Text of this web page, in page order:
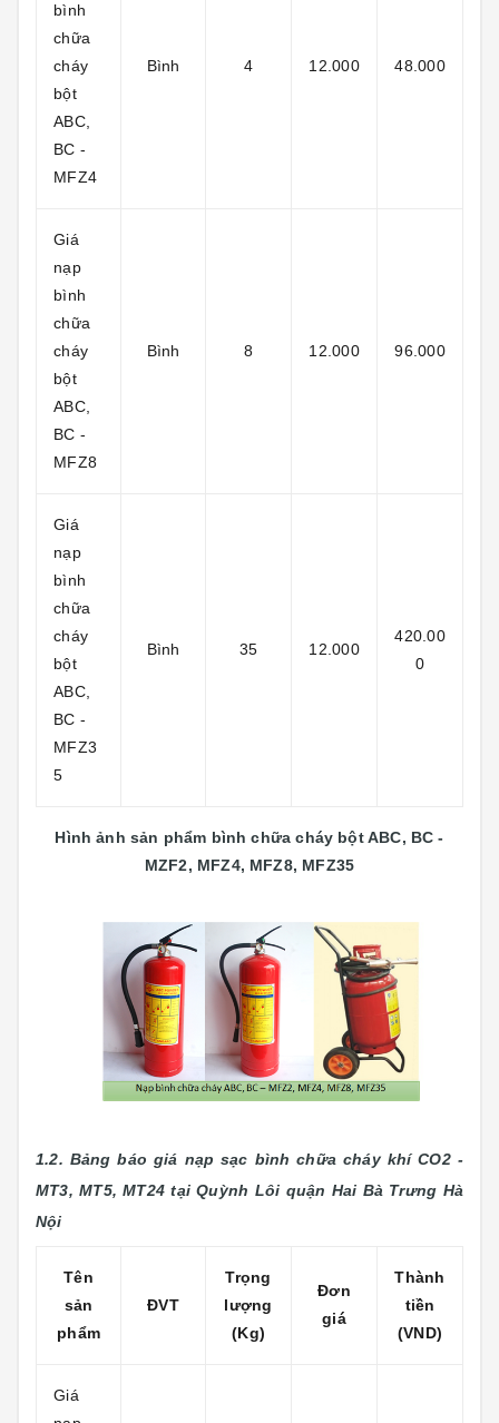
bình
chữa
cháy
bột
ABC,
BC -
MFZ4
Bình 4 12.000 48.000
Giá
nạp
bình
chữa
cháy
bột
ABC,
BC -
MFZ8
Bình 8 12.000 96.000
Giá
nạp
bình
chữa
cháy
bột
ABC,
BC -
MFZ3
5
Bình 35 12.000
420.00
0
Hình ảnh sản phẩm bình chữa cháy bột ABC, BC -
MZF2, MFZ4, MFZ8, MFZ35
1.2. Bảng báo giá nạp sạc bình chữa cháy khí CO2 -
MT3, MT5, MT24 tại Quỳnh Lôi quận Hai Bà Trưng Hà
Nội
Tên
sản
phẩm
ĐVT
Trọng
lượng
(Kg)
Đơn
giá
Thành
tiền
(VND)
Giá